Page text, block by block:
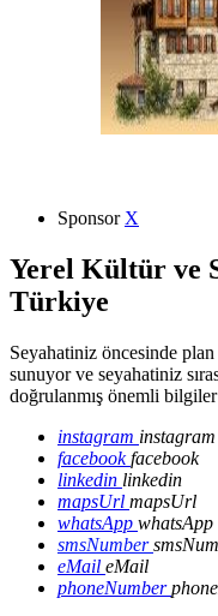
Sponsor X
Yerel Kültür ve
Türkiye
Seyahatiniz öncesinde
sunuyor ve seyahatiniz
doğrulanmış önemli bilgiler
instagram instagram
facebookfacebook
linkedin linkedin
mapsUrl mapsUrl
whatsApp whatsApp
smsNumber
eMail eMail
phoneNumber